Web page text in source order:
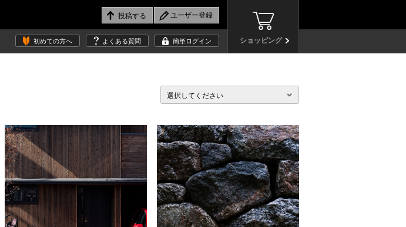
ショッピング
初めての方へ よくある質問 簡単ログイン
選択してください